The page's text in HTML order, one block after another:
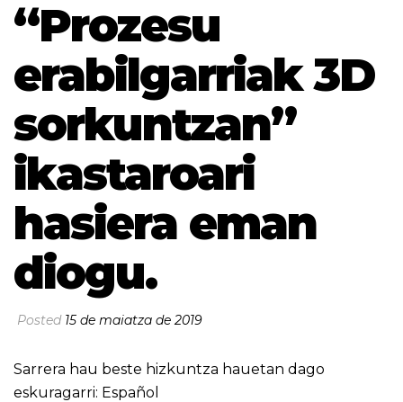
“Prozesu
erabilgarriak 3D
sorkuntzan”
ikastaroari
hasiera eman
diogu.
Posted 15 de maiatza de 2019
Sarrera hau beste hizkuntza hauetan dago
eskuragarri: Español